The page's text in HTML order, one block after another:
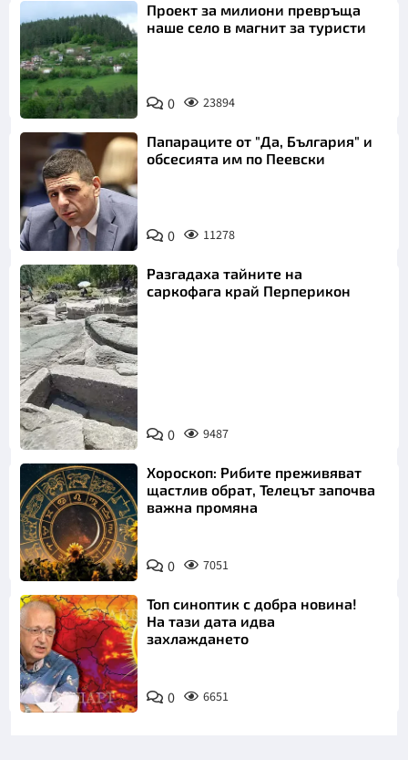
Проект за милиони превръща
наше село в магнит за туристи
0 23894
Папараците от "Да, България" и
обсесията им по Пеевски
0 11278
Снимка:
Bulgaria ON
AIR
Разгадаха тайните на
саркофага край Перперикон
0 9487
Хороскоп: Рибите преживяват
щастлив обрат, Телецът започва
важна промяна
0 7051
Топ синоптик с добра новина!
На тази дата идва
захлаждането
0 6651